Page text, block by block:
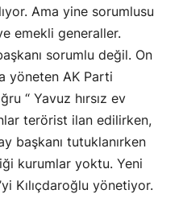
Ama yine sorumlusu
emekli generaller.
sorumlu değil. On
yöneten AK Parti
“ Yavuz hırsız ev
terörist ilan edilirken,
başkanı tutuklanırken
kurumlar yoktu. Yeni
Kılıçdaroğlu yönetiyor.